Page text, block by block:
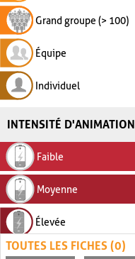
Grand groupe (> 100)
Équipe
Individuel
INTENSITÉ D'ANIMATION
Faible
Moyenne
Élevée
TOUTES LES FICHES (0)